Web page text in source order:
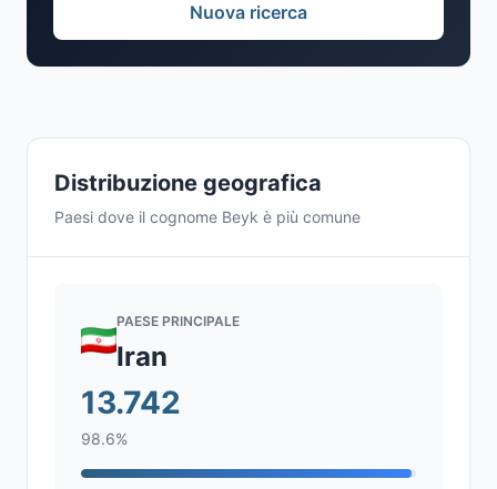
Distribuzione geografica
Paesi dove il cognome Beyk è più comune
PAESE PRINCIPALE
Iran
13.742
98.6%
Nuova ricerca